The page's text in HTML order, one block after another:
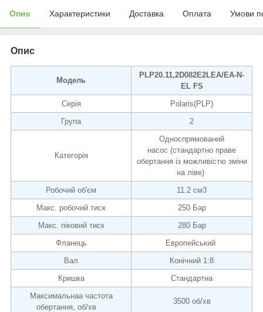
Опис Характеристики Доставка Оплата Умови
Опис
Модель
PLP20.11,2D082E2LEA/EA-N-
EL FS
Серія
Polaris(PLP)
Група
2
Категорія
Односпрямований
насос (стандартно праве
обертання із можливістю зміни
на ліве)
Робочий об'єм
11.2 см3
Макс. робочий тиск
250 Бар
Макс. піковий тиск
280 Бар
Фланець
Европейський
Вал
Конічний 1:8
Кришка
Стандартна
Максимальнаа частота
обертання, об/хв
3500 об/хв